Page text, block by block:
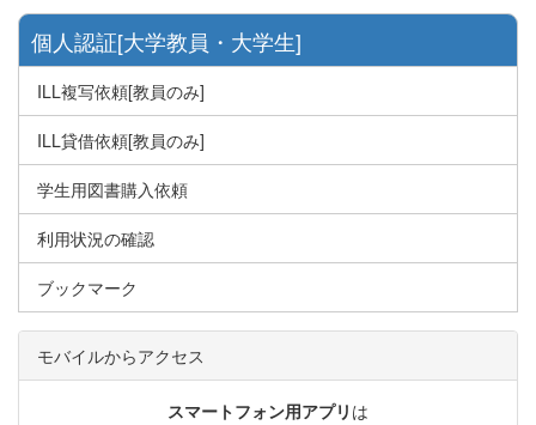
個人認証[大学教員・大学生]
ILL複写依頼[教員のみ]
ILL貸借依頼[教員のみ]
学生用図書購入依頼
利用状況の確認
ブックマーク
モバイルからアクセス
スマートフォン用アプリ は